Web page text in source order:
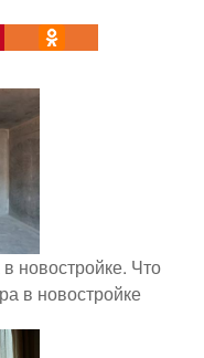
новостройке. Что
в новостройке